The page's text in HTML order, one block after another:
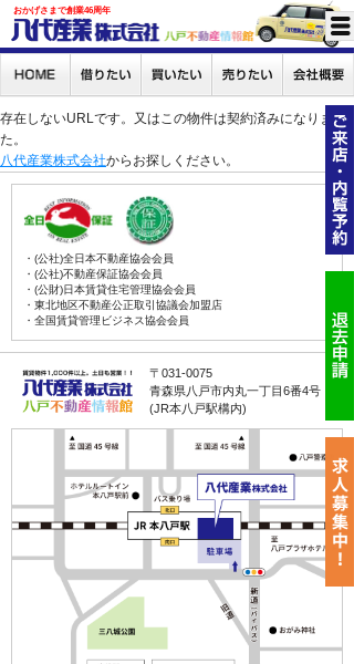
おかげさまで創業46周年
存在しないURLです。又はこの物件は契約済みになりまし
た。
八代産業株式会社からお探しください。
・(公社)全日本不動産協会会員
・(公社)不動産保証協会会員
・(公財)日本賃貸住宅管理協会会員
・東北地区不動産公正取引協議会加盟店
・全国賃貸管理ビジネス協会会員
〒031-0075
青森県八戸市内丸一丁目6番4号
(JR本八戸駅構内)